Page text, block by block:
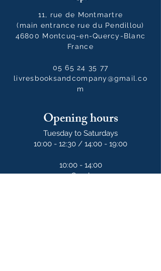
11, rue de Montmartre
(main entrance rue du Pendillou)
46800 Montcuq-en-Quercy-Blanc
France
05 65 24 35 77
livresbooksandcompany@gmail.co
m
Opening hours
Tuesday to Saturdays
10:00 - 12:30 / 14:00 - 19:00
10:00 - 14:00
on Sundays